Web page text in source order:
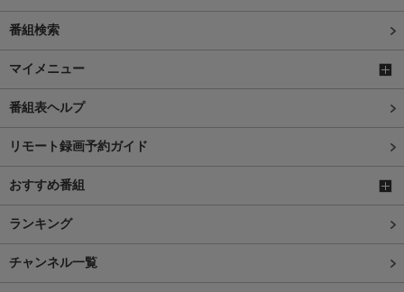
番組検索
マイメニュー
番組表ヘルプ
リモート録画予約ガイド
おすすめ番組
ランキング
チャンネル一覧